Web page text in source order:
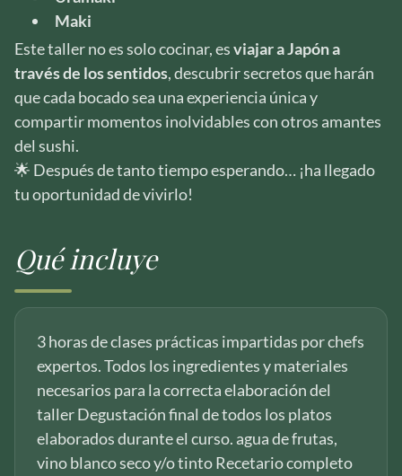
Maki
Este taller no es solo cocinar, esviajar a Japón a
través de los sentidos, descubrir secretos que harán
que cada bocado sea una experiencia única y
compartir momentos inolvidables con otros amantes
del sushi.
🌟 Después de tanto tiempo esperando… ¡ha llegado
tu oportunidad de vivirlo!
Qué incluye
3 horas de clases prácticas impartidas por chefs
expertos. Todos los ingredientes y materiales
necesarios para la correcta elaboración del
taller Degustación final de todos los platos
elaborados durante el curso. agua de frutas,
vino blanco seco y/o tinto Recetario completo